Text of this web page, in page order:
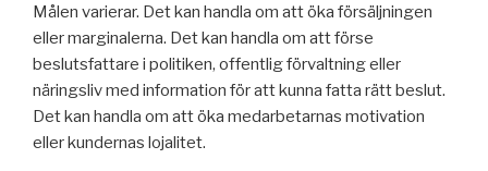
Målen varierar. Det kan handla om att öka försäljningen
eller marginalerna. Det kan handla om att förse
beslutsfattare i politiken, offentlig förvaltning eller
näringsliv med information för att kunna fatta rätt beslut.
Det kan handla om att öka medarbetarnas motivation
eller kundernas lojalitet.